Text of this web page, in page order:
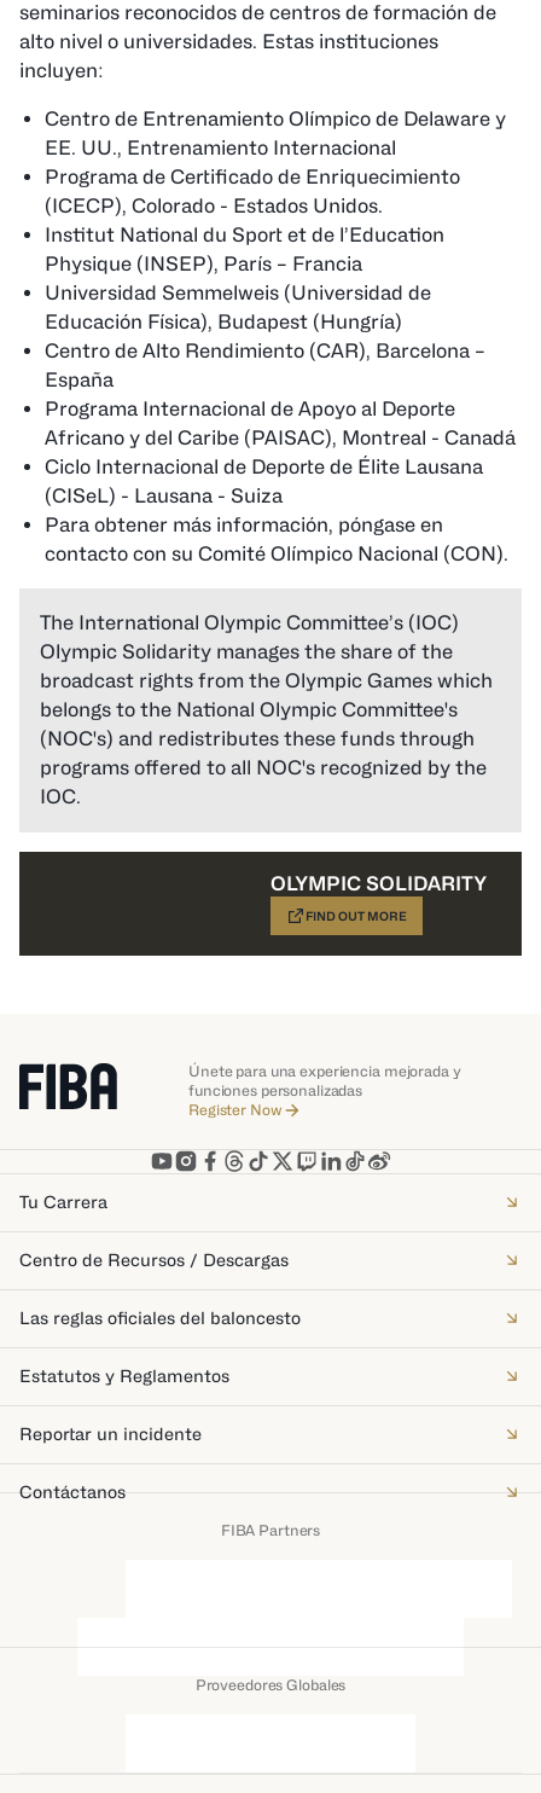
seminarios reconocidos de centros de formación de
alto nivel o universidades. Estas instituciones
incluyen:
Centro de Entrenamiento Olímpico de Delaware y
EE. UU., Entrenamiento Internacional
Programa de Certificado de Enriquecimiento
(ICECP), Colorado - Estados Unidos.
Institut National du Sport et de l’Education
Physique (INSEP), París – Francia
Universidad Semmelweis (Universidad de
Educación Física), Budapest (Hungría)
Centro de Alto Rendimiento (CAR), Barcelona –
España
Programa Internacional de Apoyo al Deporte
Africano y del Caribe (PAISAC), Montreal - Canadá
Ciclo Internacional de Deporte de Élite Lausana
(CISeL) - Lausana - Suiza
Para obtener más información, póngase en
contacto con su Comité Olímpico Nacional (CON).
The International Olympic Committee’s (IOC)
Olympic Solidarity manages the share of the
broadcast rights from the Olympic Games which
belongs to the National Olympic Committee's
(NOC's) and redistributes these funds through
programs offered to all NOC's recognized by the
IOC.
OLYMPIC SOLIDARITY
FIND OUT MORE
Únete para una experiencia mejorada y
funciones personalizadas
Register Now
Tu Carrera
Centro de Recursos / Descargas
Las reglas oficiales del baloncesto
Estatutos y Reglamentos
Reportar un incidente
Contáctanos
FIBA Partners
Proveedores Globales